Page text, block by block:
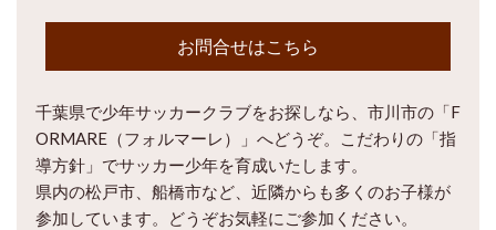
お問合せはこちら
千葉県で少年サッカークラブをお探しなら、市川市の「F
ORMARE（フォルマーレ）」へどうぞ。こだわりの「指
導方針」でサッカー少年を育成いたします。
県内の松戸市、船橋市など、近隣からも多くのお子様が
参加しています。どうぞお気軽にご参加ください。